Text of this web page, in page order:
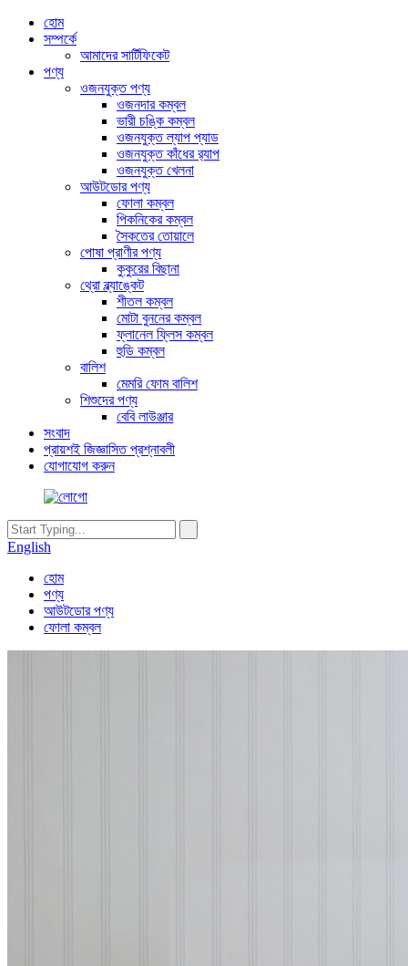
হোম
সম্পর্কে
আমাদের সার্টিফিকেট
পণ্য
ওজনযুক্ত পণ্য
ওজনদার কম্বল
ভারী চঙ্কি কম্বল
ওজনযুক্ত ল্যাপ প্যাড
ওজনযুক্ত কাঁধের র‍্যাপ
ওজনযুক্ত খেলনা
আউটডোর পণ্য
ফোলা কম্বল
পিকনিকের কম্বল
সৈকতের তোয়ালে
পোষা প্রাণীর পণ্য
কুকুরের বিছানা
থ্রো ব্ল্যাঙ্কেট
শীতল কম্বল
মোটা বুননের কম্বল
ফ্লানেল ফ্লিস কম্বল
হুডি কম্বল
বালিশ
মেমরি ফোম বালিশ
শিশুদের পণ্য
বেবি লাউঞ্জার
সংবাদ
প্রায়শই জিজ্ঞাসিত প্রশ্নাবলী
যোগাযোগ করুন
English
হোম
পণ্য
আউটডোর পণ্য
ফোলা কম্বল